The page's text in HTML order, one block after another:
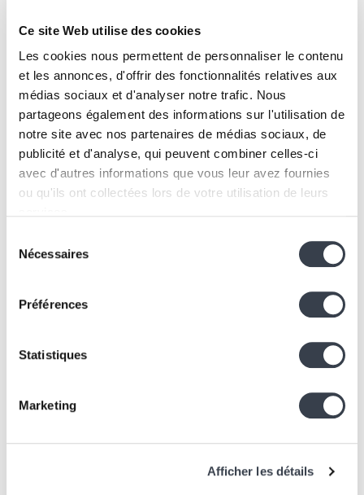
Ce site Web utilise des cookies
Les cookies nous permettent de personnaliser le contenu
et les annonces, d'offrir des fonctionnalités relatives aux
médias sociaux et d'analyser notre trafic. Nous
partageons également des informations sur l'utilisation de
notre site avec nos partenaires de médias sociaux, de
publicité et d'analyse, qui peuvent combiner celles-ci
avec d'autres informations que vous leur avez fournies
ou qu'ils ont collectées lors de votre utilisation de leurs
We work with
who may receive and
Nécessaires
Préférences
Statistiques
Marketing
Afficher les détails
CarMessenger ne s’arrête pas à la messagerie entre
automobilistes. Ce service pourrait devenir :
Votre centre de suivi automobile: Historique
des interventions, notifications de maintenance.
Un hub de communication: Centralisez toutes
les informations utiles liées à votre voiture.
Un espace pour vos documents officiels:
Conservez votre carte verte et vos assurances en
un seul endroit.
, nous avons des idées ambitieuses pour
besoins en mobilité.
Une idée ? Un projet ?
Nous sommes là pour
vous aider
ChezKERN IT
réalité. Que ce soit pour développer unprototypeou
lancer une campagne marketing, nous sommes votre